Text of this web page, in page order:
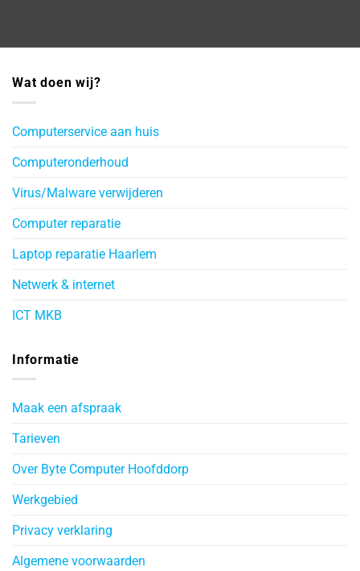
Wat doen wij?
Computerservice aan huis
Computeronderhoud
Virus/Malware verwijderen
Computer reparatie
Laptop reparatie Haarlem
Netwerk & internet
ICT MKB
Informatie
Maak een afspraak
Tarieven
Over Byte Computer Hoofddorp
Werkgebied
Privacy verklaring
Algemene voorwaarden